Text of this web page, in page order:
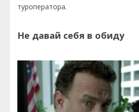
туроператора.
Не давай себя в обиду